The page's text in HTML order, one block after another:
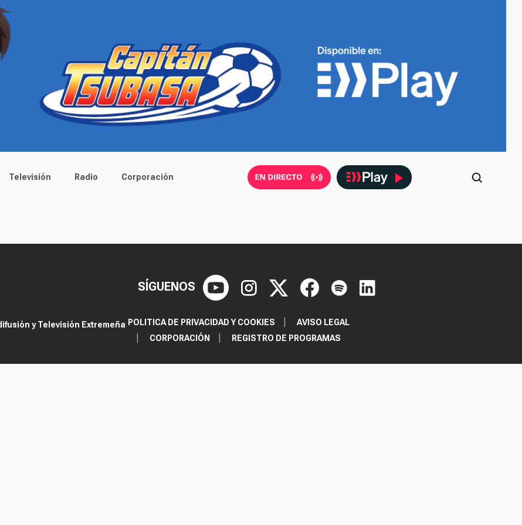
Televisión Radio Corporación
SÍGUENOS
y Televisión Extremeña POLITICA DE PRIVACIDAD Y COOKIES
AVISO LEGAL
CORPORACIÓN
REGISTRO DE PROGRAMAS